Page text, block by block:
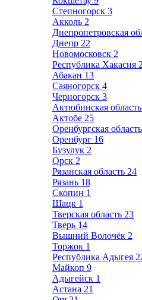
Степногорск 3
Акколь 2
Днепропетровская
Днепр 22
Новомосковск 2
Республика Хакасия
Абакан 13
Саяногорск 4
Черногорск 3
Актюбинская область
Актобе 25
Оренбургская область
Оренбург 16
Бузулук 2
Орск 2
Рязанская область 24
Рязань 18
Скопин 1
Шацк 1
Тверская область 23
Тверь 14
Вышний Волочёк 2
Торжок 1
Республика Адыгея
Майкоп 9
Адыгейск 1
Астана 21